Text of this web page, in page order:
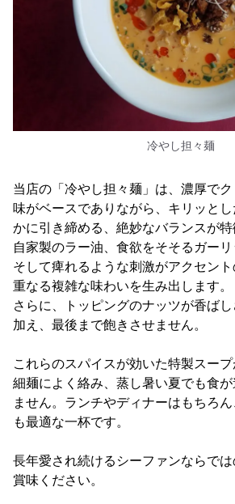
冷やし担々麺
当店の「冷やし担々麺」は、濃厚で
味がベースでありながら、キリッと
かに引き締める、絶妙なバランスが特
自家製のラー油、食欲をそそるガーリ
そして痺れるような刺激がアクセン
重なる複雑な味わいを生み出します。
さらに、トッピングのナッツが香ば
加え、最後まで飽きさせません。
これらのスパイスが効いた特製スー
細麺によく絡み、蒸し暑い夏でも食
ません。ランチやディナーはもちろ
も最適な一杯です。
長年愛され続けるシーファンならで
賞味ください。